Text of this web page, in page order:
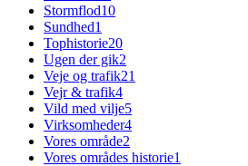
Stormflod10
Sundhed1
Tophistorie20
Ugen der gik2
Veje og trafik21
Vejr & trafik4
Vild med vilje5
Virksomheder4
Vores område2
Vores områdes historie1